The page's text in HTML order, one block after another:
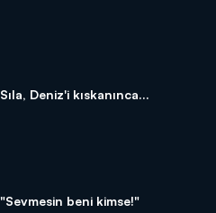
Sıla, Deniz'i kıskanınca...
"Sevmesin beni kimse!"